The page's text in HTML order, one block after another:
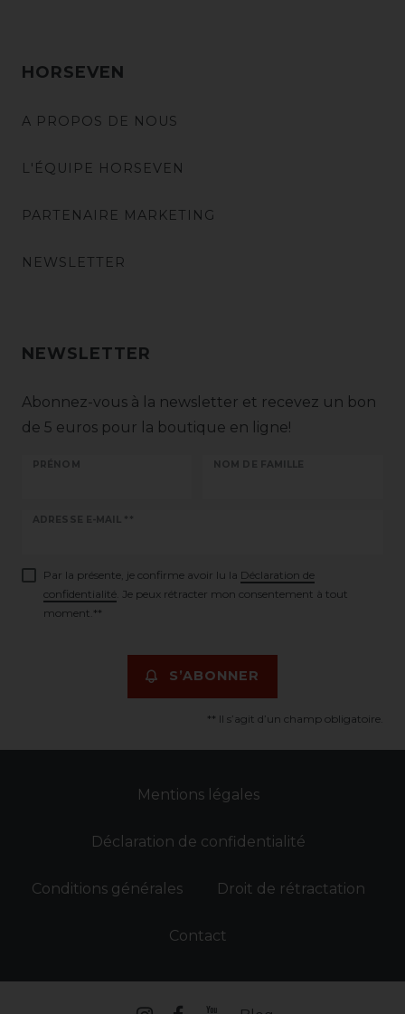
HORSEVEN
A PROPOS DE NOUS
L'ÉQUIPE HORSEVEN
PARTENAIRE MARKETING
NEWSLETTER
NEWSLETTER
Abonnez-vous à la newsletter et recevez un bon
de 5 euros pour la boutique en ligne!
PRÉNOM NOM DE FAMILLE
ADRESSE E-MAIL **
Ceres::Template.newsletterHoneypotLabel
Par la présente, je confirme avoir lu la Déclaration de
confidentialité . Je peux rétracter mon consentement à tout
moment.**
S’ABONNER
** Il s’agit d’un champ obligatoire.
Mentions légales
Déclaration de confidentialité
Conditions générales Droit de rétractation
Contact